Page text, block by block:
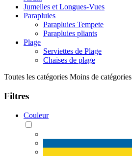
Jumelles et Longues-Vues
Parapluies
Parapluies Tempete
Parapluies pliants
Plage
Serviettes de Plage
Chaises de plage
Toutes les catégories Moins de catégories
Filtres
Couleur